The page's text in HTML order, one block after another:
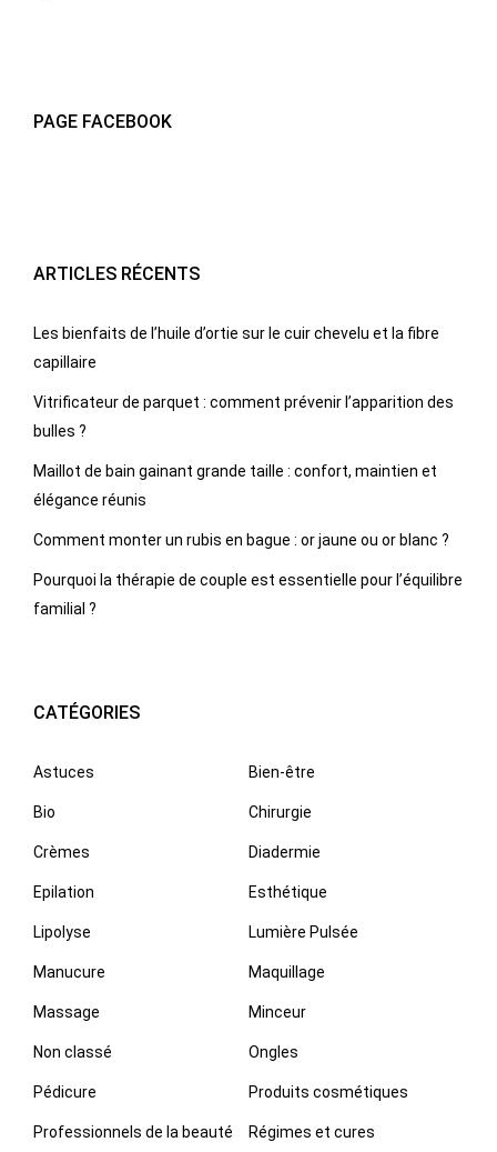
PAGE FACEBOOK
ARTICLES RÉCENTS
Les bienfaits de l’huile d’ortie sur le cuir chevelu et la fibre
capillaire
Vitrificateur de parquet : comment prévenir l’apparition des
bulles ?
Maillot de bain gainant grande taille : confort, maintien et
élégance réunis
Comment monter un rubis en bague : or jaune ou or blanc ?
Pourquoi la thérapie de couple est essentielle pour l’équilibre
familial ?
CATÉGORIES
Astuces Bien-être
Bio Chirurgie
Crèmes Diadermie
Epilation Esthétique
Lipolyse Lumière Pulsée
Manucure Maquillage
Massage Minceur
Non classé Ongles
Pédicure Produits cosmétiques
Professionnels de la beauté Régimes et cures